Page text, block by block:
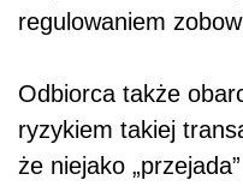
regulowaniem
Odbiorca także
ryzykiem takiej
że niejako